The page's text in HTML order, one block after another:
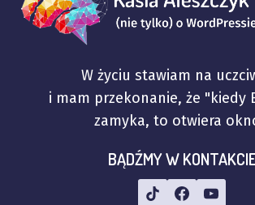
W życiu stawiam na
i mam przekonanie, że "kiedy
zamyka, to otwiera
BĄDŹMY W